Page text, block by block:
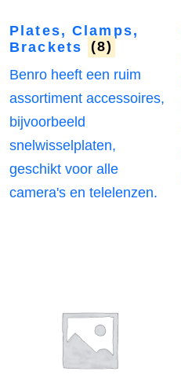
Plates, Clamps,
Brackets
(8)
Benro heeft een ruim
assortiment accessoires,
bijvoorbeeld
snelwisselplaten,
geschikt voor alle
camera's en telelenzen.